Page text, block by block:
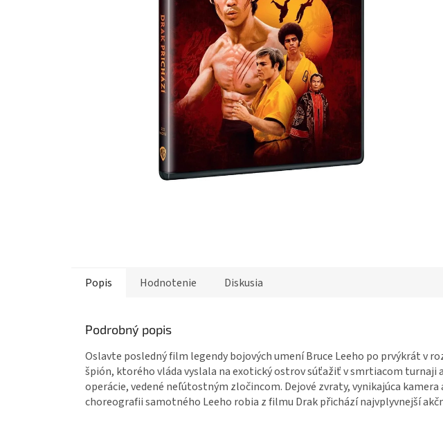
Popis Hodnotenie Diskusia
Podrobný popis
Oslavte posledný film legendy bojových umení Bruce Leeho po prvýkrát v
špión, ktorého vláda vyslala na exotický ostrov súťažiť v smrtiacom turnaji
operácie, vedené neľútostným zločincom. Dejové zvraty, vynikajúca kamera
choreografii samotného Leeho robia z filmu Drak přichází najvplyvnejší